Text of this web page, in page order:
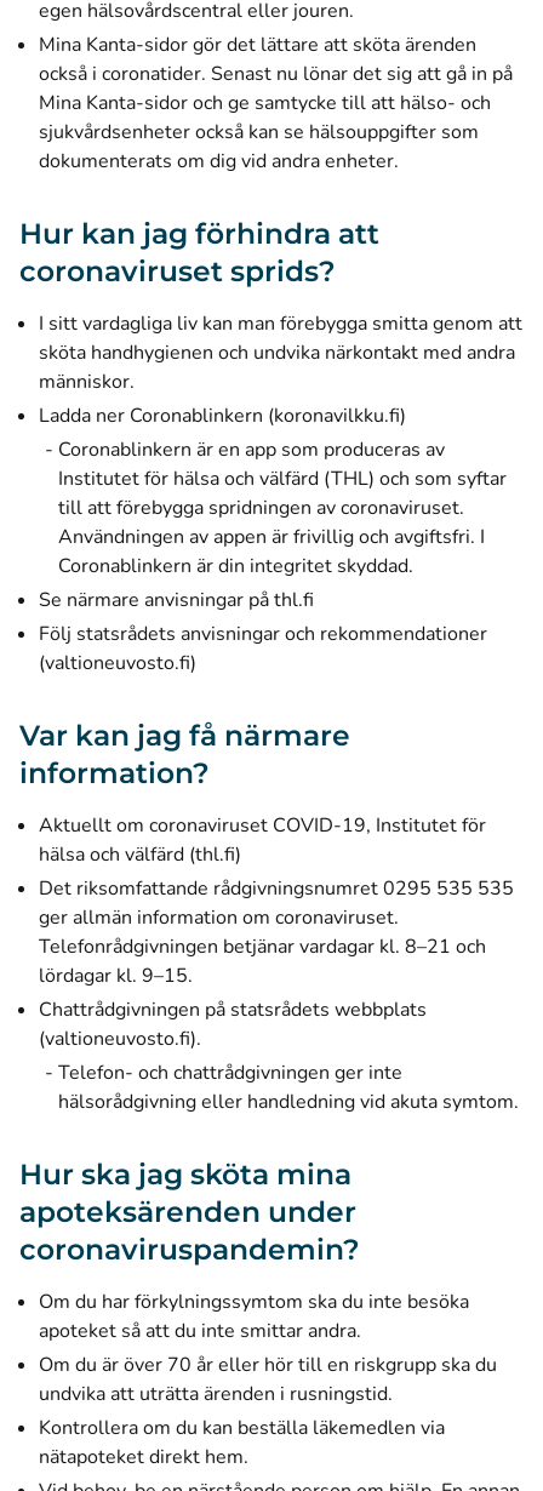
egen hälsovårdscentral eller jouren.
Mina Kanta-sidor gör det lättare att sköta ärenden
också i coronatider. Senast nu lönar det sig att gå in på
Mina Kanta-sidor och ge samtycke till att hälso- och
sjukvårdsenheter också kan se hälsouppgifter som
dokumenterats om dig vid andra enheter.
Hur kan jag förhindra att
coronaviruset sprids?
I sitt vardagliga liv kan man förebygga smitta genom att
sköta handhygienen och undvika närkontakt med andra
människor.
Ladda ner Coronablinkern (koronavilkku.fi)
Coronablinkern är en app som produceras av
Institutet för hälsa och välfärd (THL) och som syftar
till att förebygga spridningen av coronaviruset.
Användningen av appen är frivillig och avgiftsfri. I
Coronablinkern är din integritet skyddad.
Se närmare anvisningar på thl.fi
Följ statsrådets anvisningar och rekommendationer
(valtioneuvosto.fi)
Var kan jag få närmare
information?
Aktuellt om coronaviruset COVID-19, Institutet för
hälsa och välfärd (thl.fi)
Det riksomfattande rådgivningsnumret 0295 535 535
ger allmän information om coronaviruset.
Telefonrådgivningen betjänar vardagar kl. 8–21 och
lördagar kl. 9–15.
Chattrådgivningen på statsrådets webbplats
(valtioneuvosto.fi).
Telefon- och chattrådgivningen ger inte
hälsorådgivning eller handledning vid akuta symtom.
Hur ska jag sköta mina
apoteksärenden under
coronaviruspandemin?
Om du har förkylningssymtom ska du inte besöka
apoteket så att du inte smittar andra.
Om du är över 70 år eller hör till en riskgrupp ska du
undvika att uträtta ärenden i rusningstid.
Kontrollera om du kan beställa läkemedlen via
nätapoteket direkt hem.